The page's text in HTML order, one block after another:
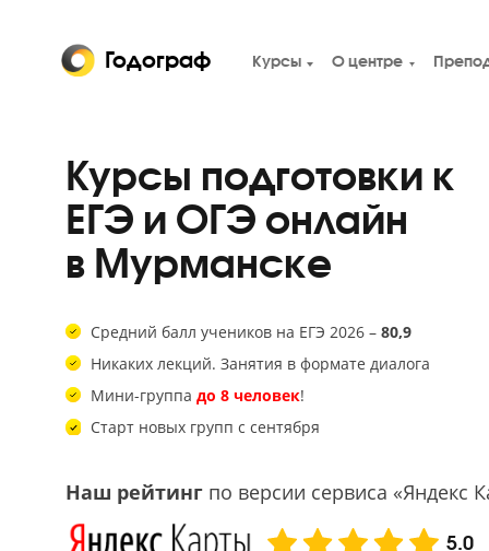
Годограф Курсы О центре
Курсы подготовки
ЕГЭ и ОГЭ онлайн
в Мурманске
Средний балл учеников на ЕГЭ 2026 –80,9
Никаких лекций. Занятия в формате диалога
Мини-группадо 8 человек